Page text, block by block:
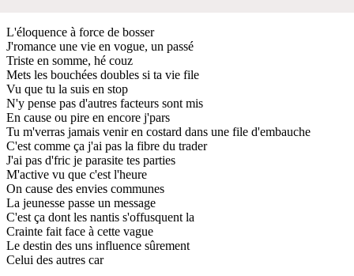
L'éloquence à force de bosser
J'romance une vie en vogue, un passé
Triste en somme, hé couz
Mets les bouchées doubles si ta vie file
Vu que tu la suis en stop
N'y pense pas d'autres facteurs sont mis
En cause ou pire en encore j'pars
Tu m'verras jamais venir en costard dans une file d'embauche
C'est comme ça j'ai pas la fibre du trader
J'ai pas d'fric je parasite tes parties
M'active vu que c'est l'heure
On cause des envies communes
La jeunesse passe un message
C'est ça dont les nantis s'offusquent la
Crainte fait face à cette vague
Le destin des uns influence sûrement
Celui des autres car